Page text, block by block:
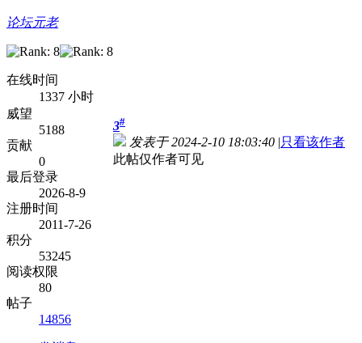
论坛元老
在线时间
1337 小时
威望
5188
贡献
0
最后登录
2026-8-9
注册时间
2011-7-26
积分
53245
阅读权限
80
帖子
14856
3#
发表于 2024-2-10 18:03:40 |只看该作者
此帖仅作者可见